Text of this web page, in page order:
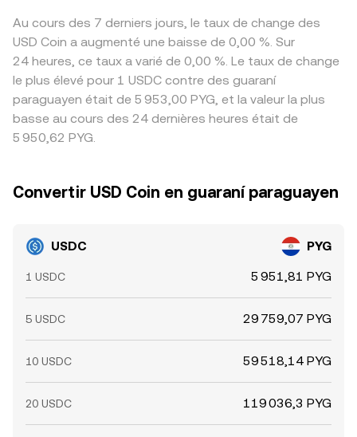
Au cours des 7 derniers jours, le taux de change des
USD Coin a augmenté une baisse de 0,00 %. Sur
24 heures, ce taux a varié de 0,00 %. Le taux de change
le plus élevé pour 1 USDC contre des guaraní
paraguayen était de 5 953,00 PYG, et la valeur la plus
basse au cours des 24 dernières heures était de
5 950,62 PYG.
Convertir USD Coin en guaraní paraguayen
USDC PYG
1 USDC 5 951,81 PYG
5 USDC 29 759,07 PYG
10 USDC 59 518,14 PYG
20 USDC 119 036,3 PYG